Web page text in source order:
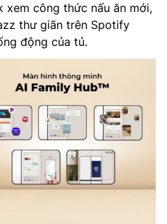
xem công thức nấu ăn mới,
thư giãn trên Spotify
động của tủ.